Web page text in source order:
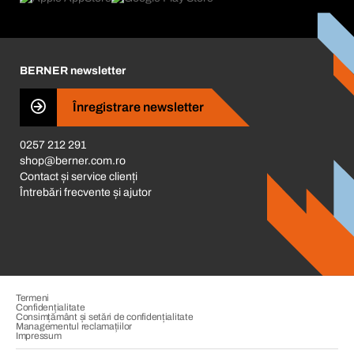
Business Conduct
BERNER newsletter
Înregistrare newsletter
0257 212 291
shop@berner.com.ro
Contact și service clienți
Întrebări frecvente și ajutor
Termeni
Confidențialitate
Consimțământ și setări de confidențialitate
Managementul reclamațiilor
Impressum